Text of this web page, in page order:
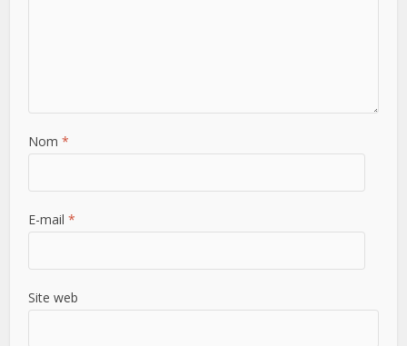
Nom*
E-mail*
Site web